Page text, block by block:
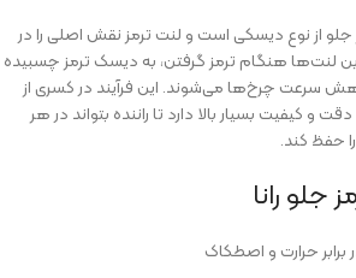
جلو از نوع دیسکی است و لنت ترمز نقش اصلی را در
لنت‌ها هنگام ترمز گرفتن، به دیسک ترمز چسبیده
سرعت چرخ‌ها می‌شوند. این فرآیند در کسری از
و کیفیت بسیار بالا دارد تا راننده بتواند در هر
حفظ کند.
جلو رانا
حرارت و اصطکاک